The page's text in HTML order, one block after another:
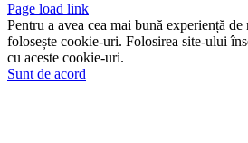
Page load link
Pentru a avea cea mai bună experiență de
folosește cookie-uri. Folosirea site-ului
cu aceste cookie-uri.
Sunt de acord